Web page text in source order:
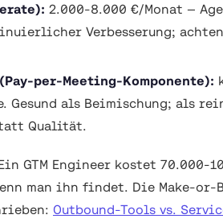
2.000-8.000 €/Monat —
Verbesserung;
per-Meeting-Komponente):
als Beimischung; als
Qualität.
GTM Engineer kostet 70.000-
man ihn findet. Die Make-or-
Outbound-Tools vs.